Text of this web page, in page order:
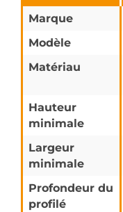
Marque
Modèle
Matériau
Hauteur
minimale
Largeur
minimale
Profondeur du
profilé